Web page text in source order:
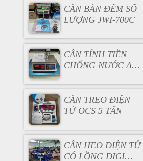
CÂN BÀN ĐẾM SỐ
LƯỢNG JWI-700C
CÂN TÍNH TIỀN
CHỐNG NƯỚC AC
CÂN TREO ĐIỆN
TỬ OCS 5 TẤN
CÂN HEO ĐIỆN TỬ
CÓ LỒNG DIGI